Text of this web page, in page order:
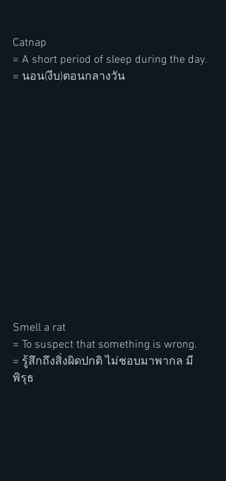
Catnap
= A short period of sleep during the day.
= นอน(งีบ)ตอนกลางวัน
Smell a rat
= To suspect that something is wrong.
= รู้สึกถึงสิ่งผิดปกติ ไม่ชอบมาพากล มี
พิรุธ